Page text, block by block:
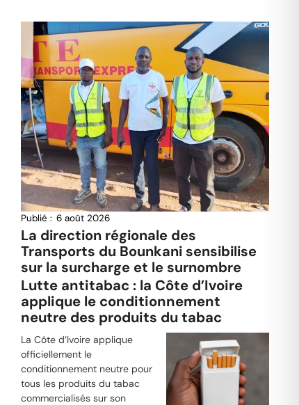
Publié : 6 août 2026
La direction régionale des
Transports du Bounkani sensibilise
sur la surcharge et le surnombre
Lutte antitabac : la Côte d’Ivoire
applique le conditionnement
neutre des produits du tabac
La Côte d’Ivoire applique
officiellement le
conditionnement neutre pour
tous les produits du tabac
commercialisés sur son